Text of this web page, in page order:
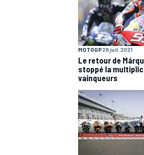
MOTOGP28 juil. 2021
Le retour de
stoppé la
vainqueurs